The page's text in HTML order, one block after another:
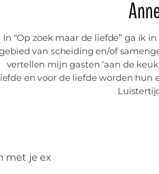
In “Op zoek maar de liefde” ga ik
gebied van scheiding en/of
vertellen mijn gasten ‘aan de
en voor de liefde worden hun
met je ex